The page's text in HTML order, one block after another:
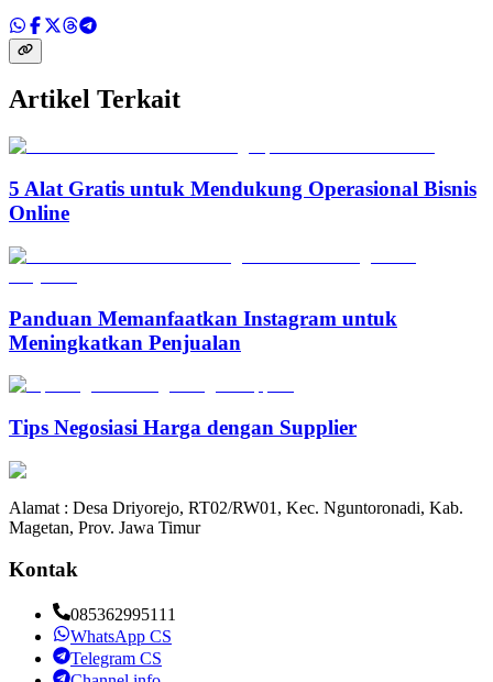
Artikel Terkait
5 Alat Gratis untuk Mendukung Operasional Bisnis
Online
Panduan Memanfaatkan Instagram untuk
Meningkatkan Penjualan
Tips Negosiasi Harga dengan Supplier
Alamat : Desa Driyorejo, RT02/RW01, Kec. Nguntoronadi, Kab.
Magetan, Prov. Jawa Timur
Kontak
085362995111
WhatsApp CS
Telegram CS